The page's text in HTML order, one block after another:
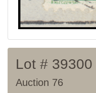
Lot # 39300
Auction 76